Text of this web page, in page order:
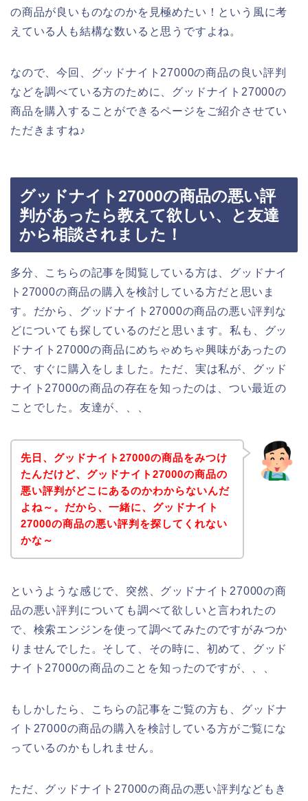
の商品が良いものなのかを見極めたい！という風に考
えている人も結構な数いると思うですよね。
なので、今回、グッドナイト27000の商品の良い評判
などを調べている方のために、グッドナイト27000の
商品を購入することができるページをご紹介させてい
ただきますね♪
グッドナイト27000の商品の悪い評
判があったら教えて欲しい、と友達
から相談されました！
多分、こちらの記事を閲覧している方は、グッドナイ
ト27000の商品の購入を検討している方だと思いま
す。だから、グッドナイト27000の商品の悪い評判な
どについても探しているのだと思います。私も、グッ
ドナイト27000の商品にめちゃめちゃ興味があったの
で、すぐに購入をしました。ただ、実は私が、グッド
ナイト27000の商品の存在を知ったのは、つい最近の
ことでした。友達が、、、
先日、グッドナイト27000の商品をみつけ
たんだけど、グッドナイト27000の商品の
悪い評判がどこにあるのかわからないんだ
よね～。だから、一緒に、グッドナイト
27000の商品の悪い評判を探してくれない
かな～
というような感じで、突然、グッドナイト27000の商
品の悪い評判についても調べて欲しいと言われたの
で、検索エンジンを使って調べてみたのですがみつか
りませんでした。そして、その時に、初めて、グッド
ナイト27000の商品のことを知ったのですが、、、
もしかしたら、こちらの記事をご覧の方も、グッドナ
イト27000の商品の購入を検討している方がご覧にな
っているのかもしれません。
ただ、グッドナイト27000の商品の悪い評判などもき